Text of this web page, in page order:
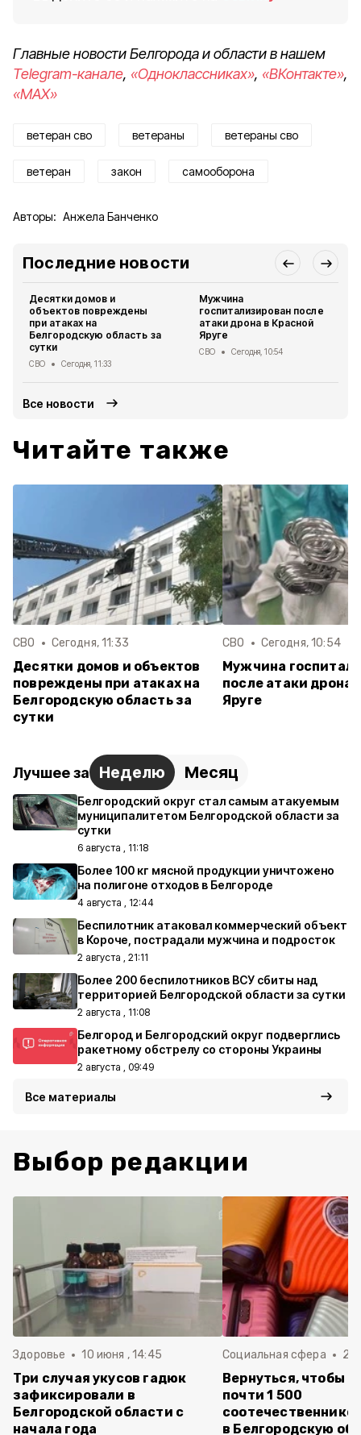
Главные новости Белгорода и области в нашем
Telegram-канале, «Одноклассниках», «ВКонтакте»,
«MAX»
ветеран сво ветераны ветераны сво
ветеран закон самооборона
Авторы: Анжела Банченко
Последние новости
Десятки домов и
объектов повреждены
при атаках на
Белгородскую область за
сутки
СВО Сегодня, 11:33
Мужчина
госпитализирован после
атаки дрона в Красной
Яруге
СВО Сегодня, 10:54
Все новости
Читайте также
СВО Сегодня, 11:33
Десятки домов и объектов
повреждены при атаках на
Белгородскую область за
сутки
СВО Сегодня, 10:54
Мужчина
после атаки дрона
Яруге
Лучшее за Неделю Месяц
Белгородский округ стал самым атакуемым
муниципалитетом Белгородской области за
сутки
6 августа , 11:18
Более 100 кг мясной продукции уничтожено
на полигоне отходов в Белгороде
4 августа , 12:44
Беспилотник атаковал коммерческий объект
в Короче, пострадали мужчина и подросток
2 августа , 21:11
Более 200 беспилотников ВСУ сбиты над
территорией Белгородской области за сутки
2 августа , 11:08
Белгород и Белгородский округ подверглись
ракетному обстрелу со стороны Украины
2 августа , 09:49
Все материалы
Выбор редакции
Здоровье 10 июня , 14:45
Три случая укусов гадюк
зафиксировали в
Белгородской области с
начала года
Социальная сфера 20
Вернуться, чтобы
почти 1 500
в Белгородскую